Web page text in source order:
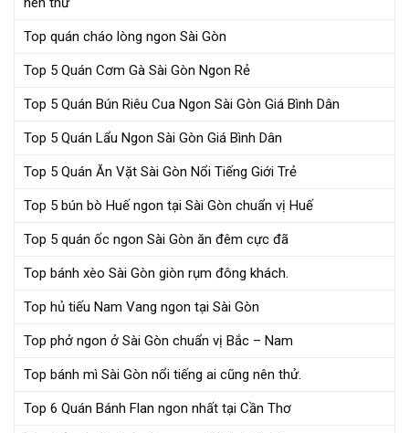
Top quán cháo lòng ngon Sài Gòn
Top 5 Quán Cơm Gà Sài Gòn Ngon Rẻ
Top 5 Quán Bún Riêu Cua Ngon Sài Gòn Giá Bình Dân
Top 5 Quán Lẩu Ngon Sài Gòn Giá Bình Dân
Top 5 Quán Ăn Vặt Sài Gòn Nổi Tiếng Giới Trẻ
Top 5 bún bò Huế ngon tại Sài Gòn chuẩn vị Huế
Top 5 quán ốc ngon Sài Gòn ăn đêm cực đã
Top bánh xèo Sài Gòn giòn rụm đông khách.
Top hủ tiếu Nam Vang ngon tại Sài Gòn
Top phở ngon ở Sài Gòn chuẩn vị Bắc – Nam
Top bánh mì Sài Gòn nổi tiếng ai cũng nên thử.
Top 6 Quán Bánh Flan ngon nhất tại Cần Thơ